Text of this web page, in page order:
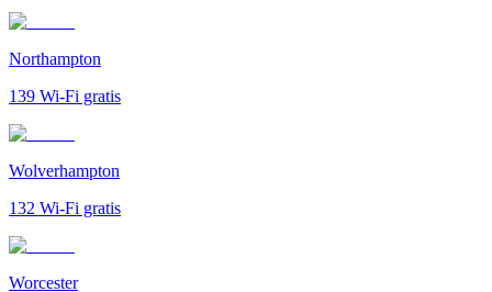
Northampton
139 Wi-Fi gratis
Wolverhampton
132 Wi-Fi gratis
Worcester